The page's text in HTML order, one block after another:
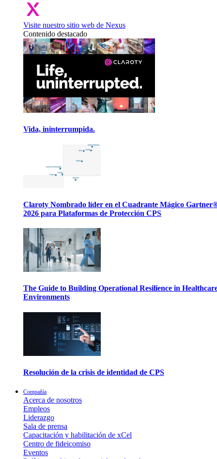
Visite nuestro sitio web de Nexus
Contenido destacado
Vida, ininterrumpida.
Claroty Nombrado líder en el Cuadrante Mágico
2026 para Plataformas de Protección CPS
The Guide to Building Operational Resilience in
Environments
Resolución de la crisis de identidad de CPS
Compañía
Acerca de nosotros
Empleos
Liderazgo
Sala de prensa
Capacitación y habilitación de xCel
Centro de fideicomiso
Eventos